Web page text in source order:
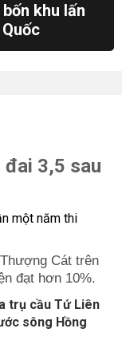
khu lấn
đai 3,5 sau
Cát trên
đạt hơn 10%.
trụ cầu Tứ Liên
sông Hồng